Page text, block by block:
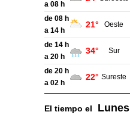
a 08 h
de 08 h
a 14 h
21° Oeste
de 14 h
a 20 h
34° Sur
de 20 h
a 02 h
22° Sureste
El tiempo el Lunes